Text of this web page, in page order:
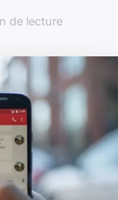
de lecture